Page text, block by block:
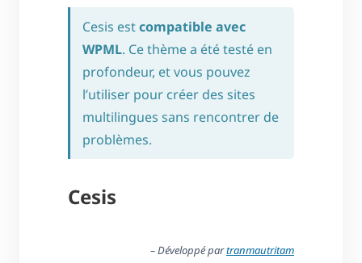
Cesis estcompatible avec
WPML. Ce thème a été testé en
profondeur, et vous pouvez
l’utiliser pour créer des sites
multilingues sans rencontrer de
problèmes.
Cesis
– Développé partranmautritam